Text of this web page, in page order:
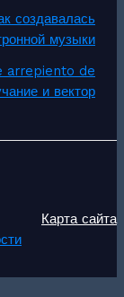
создавалась
музыки
arrepiento de
и вектор
Карта сайта